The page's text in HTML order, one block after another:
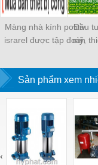
Màng nhà kính politiv
israrel được tập đoàn
dụng cho gần 100%
diện tích nhà kính nông
nghiệp công nghệ cao
Đầu
mỹ,
Sản phẩm xem
‹